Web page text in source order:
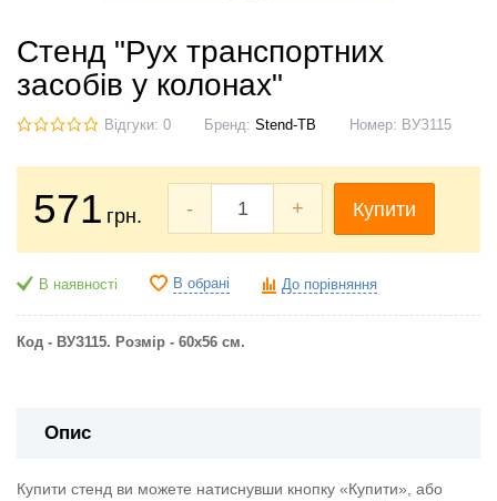
Стенд "Рух транспортних
засобів у колонах"
Відгуки: 0 Бренд: Stend-TB Номер: ВУЗ115
571 грн. - + Купити
В наявності В обрані До порівняння
Код - ВУЗ115. Розмір - 60х56 см.
Опис
Купити стенд ви можете натиснувши кнопку «Купити», або